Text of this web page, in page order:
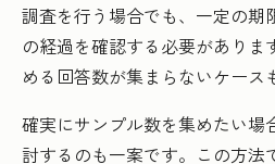
調査を行う場合でも、一定の期
の経過を確認する必要がありま
める回答数が集まらないケース
確実にサンプル数を集めたい場
討するのも一案です。この方法